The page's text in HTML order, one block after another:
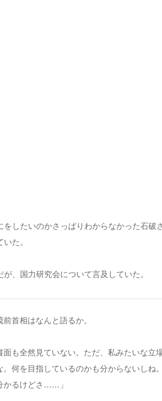
をしたいのかさっぱりわからなかった石
た。
が、国力研究会について言及していた。
首相はなんと語るか。
面も全然見ていない。ただ、私みたいな
。何を目指しているのかも分からないしね
かるけどさ……」